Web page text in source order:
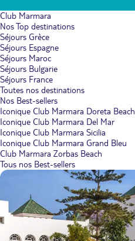
Club Marmara
Nos Top destinations
Séjours Grèce
Séjours Espagne
Séjours Maroc
Séjours Bulgarie
Séjours France
Toutes nos destinations
Nos Best-sellers
Iconique Club Marmara Doreta Beach
Iconique Club Marmara Del Mar
Iconique Club Marmara Sicilia
Iconique Club Marmara Grand Bleu
Club Marmara Zorbas Beach
Tous nos Best-sellers